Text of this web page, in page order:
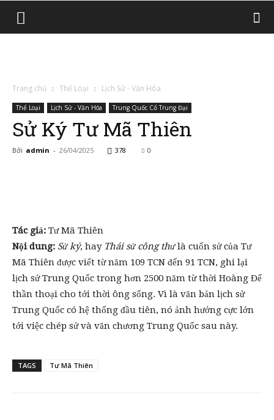
Trang chủ Thể Loại Lịch Sử - Văn Hóa
Thể Loại Lịch Sử - Văn Hóa Trung Quốc Cổ Trung Đại
Sử Ký Tư Mã Thiên
Bởi admin - 26/04/2025 378 0
Tác giả: Tư Mã Thiên
Nội dung: Sử ký, hay Thái sử công thưlà cuốn sử của Tư
Mã Thiên được viết từ năm 109 TCN đến 91 TCN, ghi lại
lịch sử Trung Quốc trong hơn 2500 năm từ thời Hoàng Đế
thần thoại cho tới thời ông sống. Vì là văn bản lịch sử
Trung Quốc có hệ thống đầu tiên, nó ảnh hưởng cực lớn
tới việc chép sử và văn chương Trung Quốc sau này.
TAGS Tư Mã Thiên